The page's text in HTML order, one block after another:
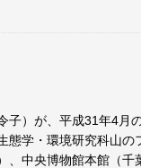
子）が、平成31年4月
態学・環境研究科山の
、中央博物館本館（千